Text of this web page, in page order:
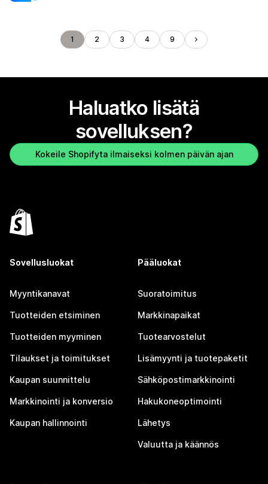
1 2 3 4 9
Haluatko lisätä
sovelluksen?
Kokeile Shopifyta ilmaiseksi kolmen päivän ajan
Sovellusluokat
Myyntikanavat
Tuotteiden etsiminen
Tuotteiden myyminen
Tilaukset ja toimitukset
Kaupan suunnittelu
Markkinointi ja konversio
Kaupan hallinnointi
Pääluokat
Suoratoimitus
Markkinapaikat
Tuotearvostelut
Lisämyynti ja tuotepaketit
Sähköpostimarkkinointi
Hakukoneoptimointi
Lähetys
Valuutta ja käännös